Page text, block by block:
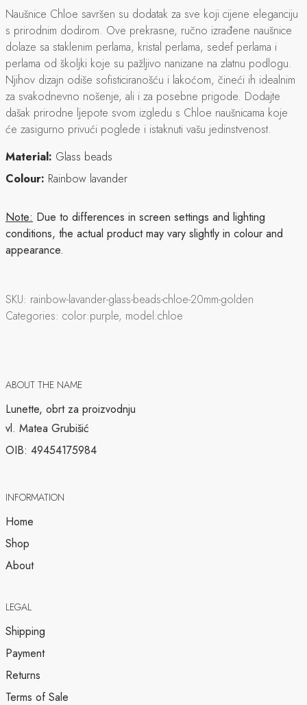
Naušnice Chloe savršen su dodatak za sve koji cijene eleganciju
s prirodnim dodirom. Ove prekrasne, ručno izrađene naušnice
dolaze sa staklenim perlama, kristal perlama, sedef perlama i
perlama od školjki koje su pažljivo nanizane na zlatnu podlogu.
Njihov dizajn odiše sofisticiranošću i lakoćom, čineći ih idealnim
za svakodnevno nošenje, ali i za posebne prigode. Dodajte
dašak prirodne ljepote svom izgledu s Chloe naušnicama koje
će zasigurno privući poglede i istaknuti vašu jedinstvenost.
Material: Glass beads
Colour: Rainbow lavander
Note: Due to differences in screen settings and lighting
conditions, the actual product may vary slightly in colour and
appearance.
SKU: rainbow-lavander-glass-beads-chloe-20mm-golden
Categories: color:purple, model:chloe
ABOUT THE NAME
Lunette, obrt za proizvodnju
vl. Matea Grubišić
OIB: 49454175984
INFORMATION
Home
Shop
About
LEGAL
Shipping
Payment
Returns
Terms of Sale